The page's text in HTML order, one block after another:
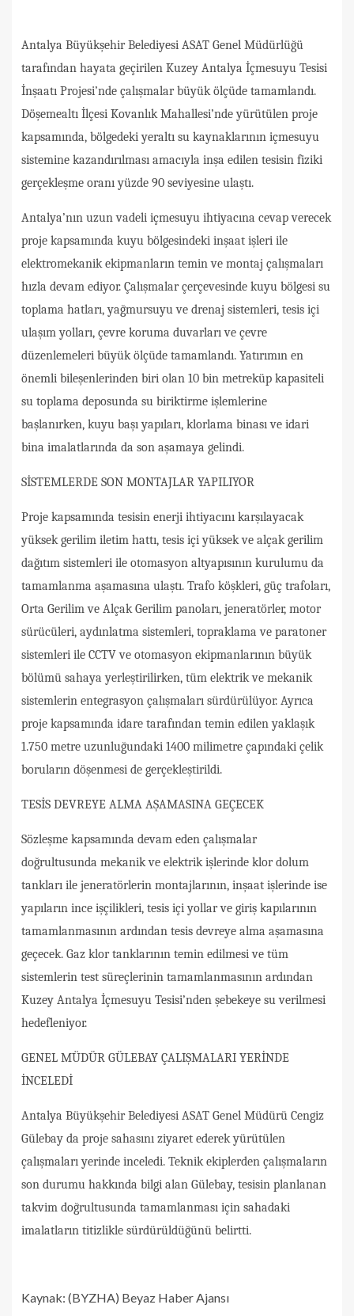
Antalya Büyükşehir Belediyesi ASAT Genel Müdürlüğü
tarafından hayata geçirilen Kuzey Antalya İçmesuyu Tesisi
İnşaatı Projesi’nde çalışmalar büyük ölçüde tamamlandı.
Döşemealtı İlçesi Kovanlık Mahallesi’nde yürütülen proje
kapsamında, bölgedeki yeraltı su kaynaklarının içmesuyu
sistemine kazandırılması amacıyla inşa edilen tesisin fiziki
gerçekleşme oranı yüzde 90 seviyesine ulaştı.
Antalya’nın uzun vadeli içmesuyu ihtiyacına cevap verecek
proje kapsamında kuyu bölgesindeki inşaat işleri ile
elektromekanik ekipmanların temin ve montaj çalışmaları
hızla devam ediyor. Çalışmalar çerçevesinde kuyu bölgesi su
toplama hatları, yağmursuyu ve drenaj sistemleri, tesis içi
ulaşım yolları, çevre koruma duvarları ve çevre
düzenlemeleri büyük ölçüde tamamlandı. Yatırımın en
önemli bileşenlerinden biri olan 10 bin metreküp kapasiteli
su toplama deposunda su biriktirme işlemlerine
başlanırken, kuyu başı yapıları, klorlama binası ve idari
bina imalatlarında da son aşamaya gelindi.
SİSTEMLERDE SON MONTAJLAR YAPILIYOR
Proje kapsamında tesisin enerji ihtiyacını karşılayacak
yüksek gerilim iletim hattı, tesis içi yüksek ve alçak gerilim
dağıtım sistemleri ile otomasyon altyapısının kurulumu da
tamamlanma aşamasına ulaştı. Trafo köşkleri, güç trafoları,
Orta Gerilim ve Alçak Gerilim panoları, jeneratörler, motor
sürücüleri, aydınlatma sistemleri, topraklama ve paratoner
sistemleri ile CCTV ve otomasyon ekipmanlarının büyük
bölümü sahaya yerleştirilirken, tüm elektrik ve mekanik
sistemlerin entegrasyon çalışmaları sürdürülüyor. Ayrıca
proje kapsamında idare tarafından temin edilen yaklaşık
1.750 metre uzunluğundaki 1400 milimetre çapındaki çelik
boruların döşenmesi de gerçekleştirildi.
TESİS DEVREYE ALMA AŞAMASINA GEÇECEK
Sözleşme kapsamında devam eden çalışmalar
doğrultusunda mekanik ve elektrik işlerinde klor dolum
tankları ile jeneratörlerin montajlarının, inşaat işlerinde ise
yapıların ince işçilikleri, tesis içi yollar ve giriş kapılarının
tamamlanmasının ardından tesis devreye alma aşamasına
geçecek. Gaz klor tanklarının temin edilmesi ve tüm
sistemlerin test süreçlerinin tamamlanmasının ardından
Kuzey Antalya İçmesuyu Tesisi’nden şebekeye su verilmesi
hedefleniyor.
GENEL MÜDÜR GÜLEBAY ÇALIŞMALARI YERİNDE
İNCELEDİ
Antalya Büyükşehir Belediyesi ASAT Genel Müdürü Cengiz
Gülebay da proje sahasını ziyaret ederek yürütülen
çalışmaları yerinde inceledi. Teknik ekiplerden çalışmaların
son durumu hakkında bilgi alan Gülebay, tesisin planlanan
takvim doğrultusunda tamamlanması için sahadaki
imalatların titizlikle sürdürüldüğünü belirtti.
Kaynak: (BYZHA) Beyaz Haber Ajansı